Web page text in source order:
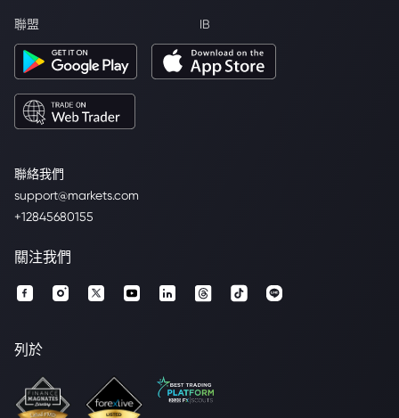
聯絡我們
support@markets.com
+12845680155
聯盟 IB
關注我們
列於